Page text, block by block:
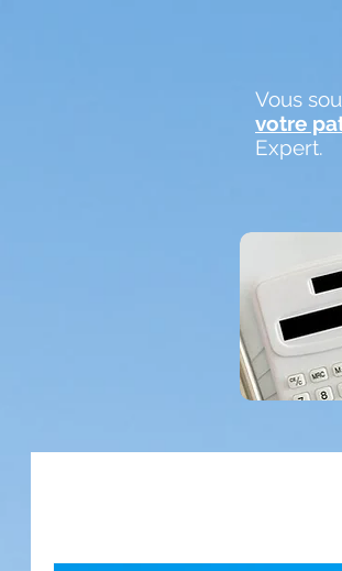
Vous
votre
Expert.